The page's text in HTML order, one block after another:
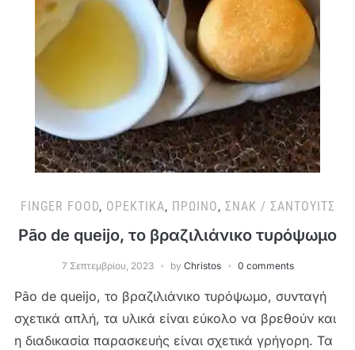
FINGER FOOD, ΟΡΕΚΤΙΚΆ, ΠΡΩΙΝΌ, ΣΝΑΚ / ΣΆΝΤΟΥΙΤΣ
Pão de queijo, το βραζιλιάνικο τυρόψωμο
7 Σεπτεμβρίου, 2023 by Christos 0 comments
Pão de queijo, το βραζιλιάνικο τυρόψωμο, συνταγή
σχετικά απλή, τα υλικά είναι εύκολο να βρεθούν και
η διαδικασία παρασκευής είναι σχετικά γρήγορη. Τα